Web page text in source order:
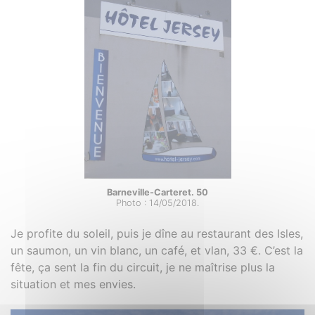
Barneville-Carteret. 50
Photo : 14/05/2018.
Je profite du soleil, puis je dîne au restaurant des Isles,
un saumon, un vin blanc, un café, et vlan, 33 €. C’est la
fête, ça sent la fin du circuit, je ne maîtrise plus la
situation et mes envies.